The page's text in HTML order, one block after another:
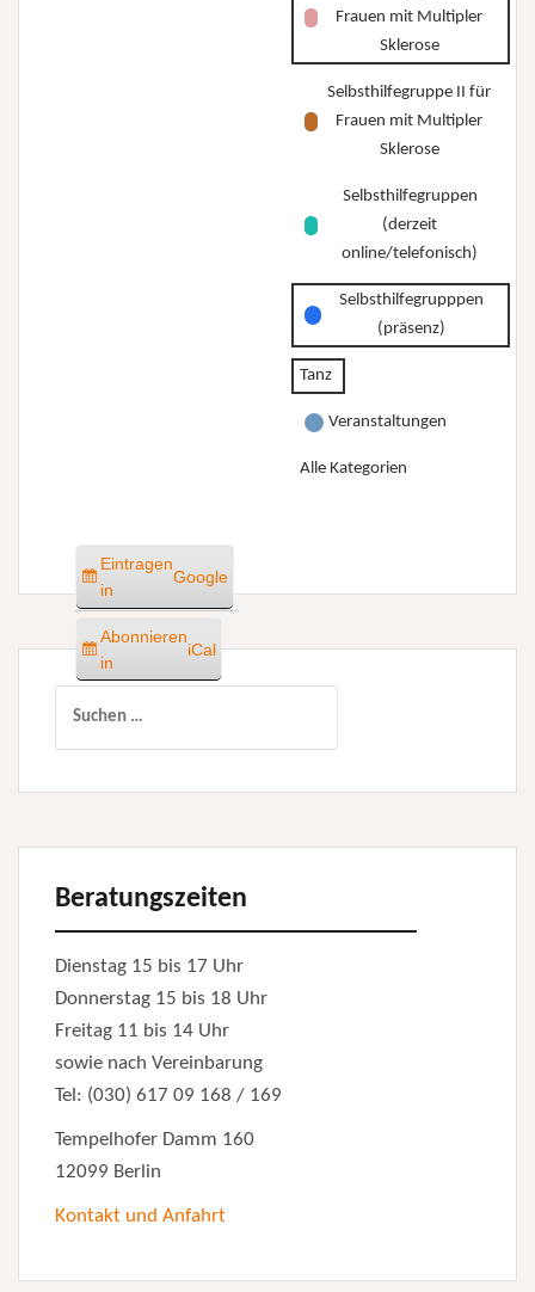
Frauen mit Multipler
Sklerose
Selbsthilfegruppe II für
Frauen mit Multipler
Sklerose
Selbsthilfegruppen
(derzeit
online/telefonisch)
Selbsthilfegrupppen
(präsenz)
Tanz
Veranstaltungen
Alle Kategorien
Eintragen
in
Google
Abonnieren
in
iCal
Beratungszeiten
Dienstag 15 bis 17 Uhr
Donnerstag 15 bis 18 Uhr
Freitag 11 bis 14 Uhr
sowie nach Vereinbarung
Tel: (030) 617 09 168 / 169
Tempelhofer Damm 160
12099 Berlin
Kontakt und Anfahrt